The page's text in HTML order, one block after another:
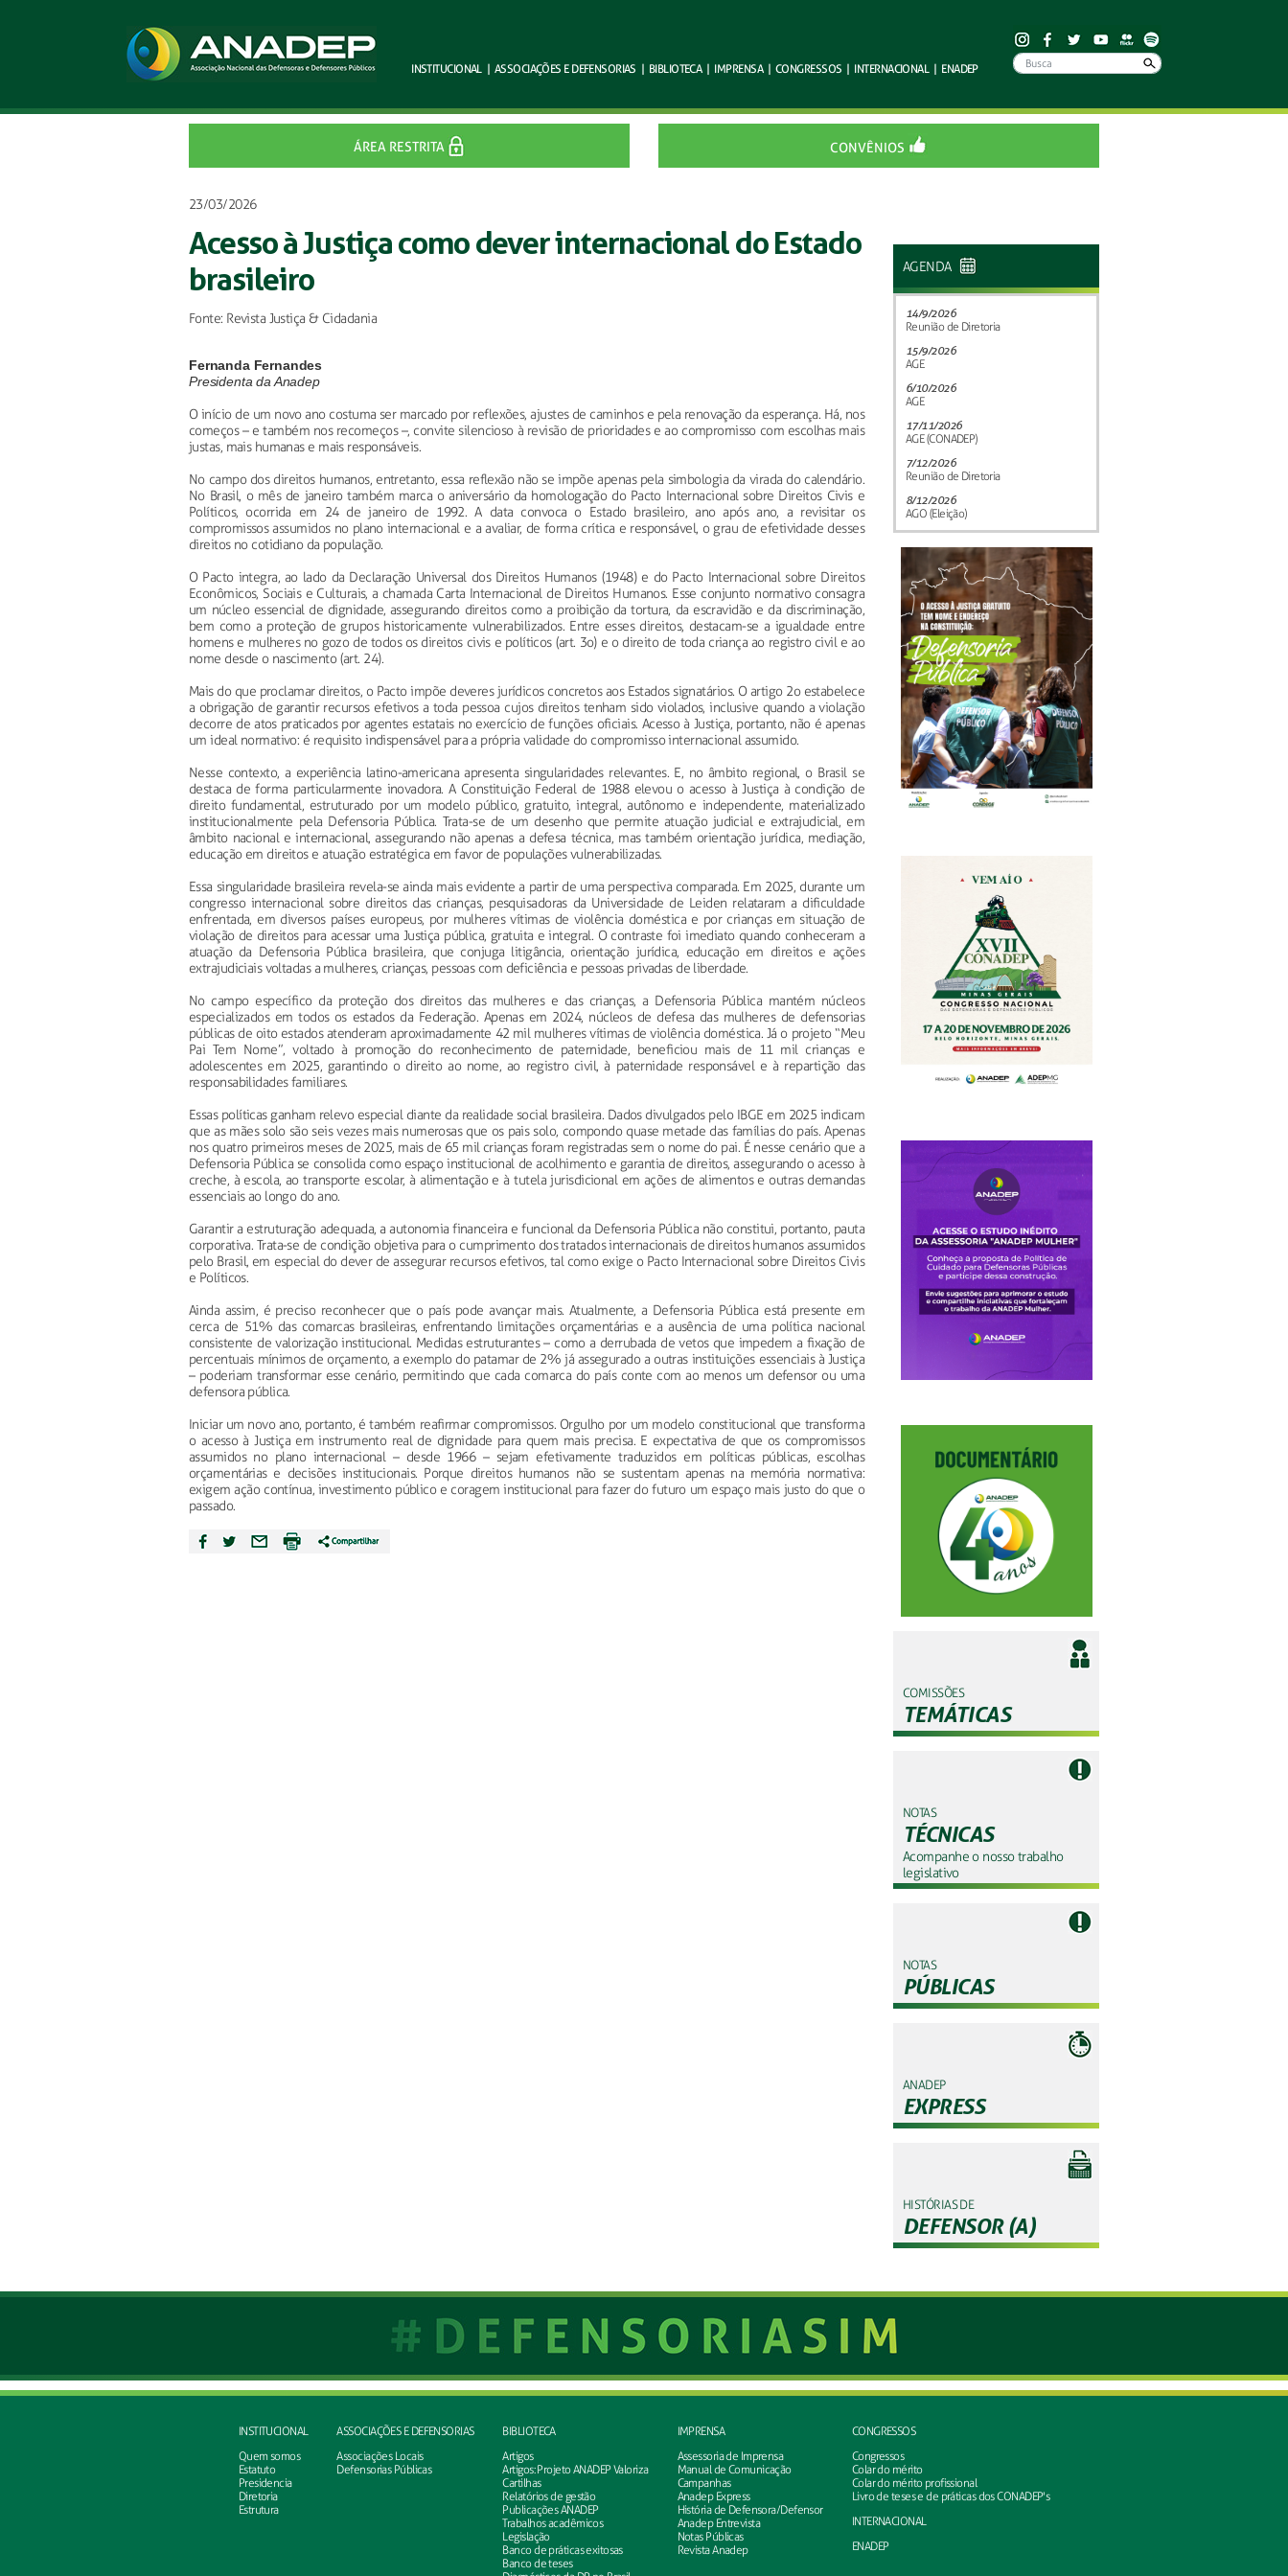
INSTITUCIONAL | ASSOCIAÇÕES EDEFENSORIAS | BIBLIOTECA | IMPRENSA | CONGRESSOS | INTERNACIONAL | ENADEP
ÁREA RESTRITA CONVÊNIOS
23/03/2026
Acesso à Justiça como dever internacional do Estado
brasileiro
Fonte: Revista Justiça & Cidadania
Fernanda Fernandes
Presidenta da Anadep
O início de um novo ano costuma ser marcado por reflexões, ajustes de caminhos e pela renovação da esperança. Há, nos
começos – e também nos recomeços –, convite silencioso à revisão de prioridades e ao compromisso com escolhas mais
justas, mais humanas e mais responsáveis.
No campo dos direitos humanos, entretanto, essa reflexão não se impõe apenas pela simbologia da virada do calendário.
No Brasil, o mês de janeiro também marca o aniversário da homologação do Pacto Internacional sobre Direitos Civis e
Políticos, ocorrida em 24 de janeiro de 1992. A data convoca o Estado brasileiro, ano após ano, a revisitar os
compromissos assumidos no plano internacional e a avaliar, de forma crítica e responsável, o grau de efetividade desses
direitos no cotidiano da população.
O Pacto integra, ao lado da Declaração Universal dos Direitos Humanos (1948) e do Pacto Internacional sobre Direitos
Econômicos, Sociais e Culturais, a chamada Carta Internacional de Direitos Humanos. Esse conjunto normativo consagra
um núcleo essencial de dignidade, assegurando direitos como a proibição da tortura, da escravidão e da discriminação,
bem como a proteção de grupos historicamente vulnerabilizados. Entre esses direitos, destacam-se a igualdade entre
homens e mulheres no gozo de todos os direitos civis e políticos (art. 3o) e o direito de toda criança ao registro civil e ao
nome desde o nascimento (art. 24).
Mais do que proclamar direitos, o Pacto impõe deveres jurídicos concretos aos Estados signatários. O artigo 2o estabelece
a obrigação de garantir recursos efetivos a toda pessoa cujos direitos tenham sido violados, inclusive quando a violação
decorre de atos praticados por agentes estatais no exercício de funções oficiais. Acesso à Justiça, portanto, não é apenas
um ideal normativo: é requisito indispensável para a própria validade do compromisso internacional assumido.
Nesse contexto, a experiência latino-americana apresenta singularidades relevantes. E, no âmbito regional, o Brasil se
destaca de forma particularmente inovadora. A Constituição Federal de 1988 elevou o acesso à Justiça à condição de
direito fundamental, estruturado por um modelo público, gratuito, integral, autônomo e independente, materializado
institucionalmente pela Defensoria Pública. Trata-se de um desenho que permite atuação judicial e extrajudicial, em
âmbito nacional e internacional, assegurando não apenas a defesa técnica, mas também orientação jurídica, mediação,
educação em direitos e atuação estratégica em favor de populações vulnerabilizadas.
Essa singularidade brasileira revela-se ainda mais evidente a partir de uma perspectiva comparada. Em 2025, durante um
congresso internacional sobre direitos das crianças, pesquisadoras da Universidade de Leiden relataram a dificuldade
enfrentada, em diversos países europeus, por mulheres vítimas de violência doméstica e por crianças em situação de
violação de direitos para acessar uma Justiça pública, gratuita e integral. O contraste foi imediato quando conheceram a
atuação da Defensoria Pública brasileira, que conjuga litigância, orientação jurídica, educação em direitos e ações
extrajudiciais voltadas a mulheres, crianças, pessoas com deficiência e pessoas privadas de liberdade.
No campo específico da proteção dos direitos das mulheres e das crianças, a Defensoria Pública mantém núcleos
especializados em todos os estados da Federação. Apenas em 2024, núcleos de defesa das mulheres de defensorias
públicas de oito estados atenderam aproximadamente 42 mil mulheres vítimas de violência doméstica. Já o projeto “Meu
Pai Tem Nome”, voltado à promoção do reconhecimento de paternidade, beneficiou mais de 11 mil crianças e
adolescentes em 2025, garantindo o direito ao nome, ao registro civil, à paternidade responsável e à repartição das
responsabilidades familiares.
Essas políticas ganham relevo especial diante da realidade social brasileira. Dados divulgados pelo IBGE em 2025 indicam
que as mães solo são seis vezes mais numerosas que os pais solo, compondo quase metade das famílias do país. Apenas
nos quatro primeiros meses de 2025, mais de 65 mil crianças foram registradas sem o nome do pai. É nesse cenário que a
Defensoria Pública se consolida como espaço institucional de acolhimento e garantia de direitos, assegurando o acesso à
creche, à escola, ao transporte escolar, à alimentação e à tutela jurisdicional em ações de alimentos e outras demandas
essenciais ao longo do ano.
Garantir a estruturação adequada, a autonomia financeira e funcional da Defensoria Pública não constitui, portanto, pauta
corporativa. Trata-se de condição objetiva para o cumprimento dos tratados internacionais de direitos humanos assumidos
pelo Brasil, em especial do dever de assegurar recursos efetivos, tal como exige o Pacto Internacional sobre Direitos Civis
e Políticos.
Ainda assim, é preciso reconhecer que o país pode avançar mais. Atualmente, a Defensoria Pública está presente em
cerca de 51% das comarcas brasileiras, enfrentando limitações orçamentárias e a ausência de uma política nacional
consistente de valorização institucional. Medidas estruturantes – como a derrubada de vetos que impedem a fixação de
percentuais mínimos de orçamento, a exemplo do patamar de 2% já assegurado a outras instituições essenciais à Justiça
– poderiam transformar esse cenário, permitindo que cada comarca do país conte com ao menos um defensor ou uma
defensora pública.
Iniciar um novo ano, portanto, é também reafirmar compromissos. Orgulho por um modelo constitucional que transforma
o acesso à Justiça em instrumento real de dignidade para quem mais precisa. E expectativa de que os compromissos
assumidos no plano internacional – desde 1966 – sejam efetivamente traduzidos em políticas públicas, escolhas
orçamentárias e decisões institucionais. Porque direitos humanos não se sustentam apenas na memória normativa:
exigem ação contínua, investimento público e coragem institucional para fazer do futuro um espaço mais justo do que o
passado.
AGENDA
14/9/2026
Reunião de Diretoria
15/9/2026
AGE
6/10/2026
AGE
17/11/2026
AGE (CONADEP)
7/12/2026
Reunião de Diretoria
8/12/2026
AGO (Eleição)
COMISSÕES
TEMÁTICAS
NOTAS
TÉCNICAS
Acompanhe o nosso trabalho
legislativo
NOTAS
PÚBLICAS
ANADEP
EXPRESS
HISTÓRIAS DE
DEFENSOR (A)
INSTITUCIONAL
Quem somos
Estatuto
Presidencia
Diretoria
Estrutura
ASSOCIAÇÕES E DEFENSORIAS
Associações Locais
Defensorias Públicas
BIBLIOTECA
Artigos
Artigos: Projeto ANADEP Valoriza
Cartilhas
Relatórios de gestão
Publicações ANADEP
Trabalhos acadêmicos
Legislação
Banco de práticas exitosas
Banco de teses
IMPRENSA
Assessoria de Imprensa
Manual de Comunicação
Campanhas
Anadep Express
História de Defensora/Defensor
Anadep Entrevista
Notas Públicas
Revista Anadep
CONGRESSOS
Congressos
Colar do mérito
Colar do mérito profissional
Livro de teses e de práticas dos CONADEP's
INTERNACIONAL
ENADEP